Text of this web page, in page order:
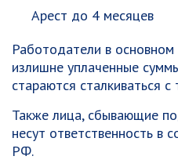
Арест до 4 месяцев
Работодатели в
излишне уплаченные
стараются сталкиваться
Также лица, сбывающие
несут ответственность в
РФ.